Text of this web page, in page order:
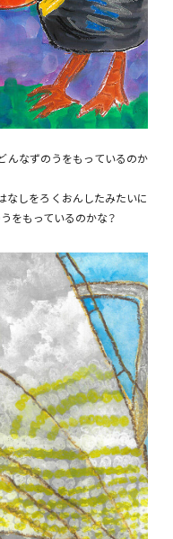
んなずのうをもっているのか
なしをろくおんしたみたいに
をもっているのかな？